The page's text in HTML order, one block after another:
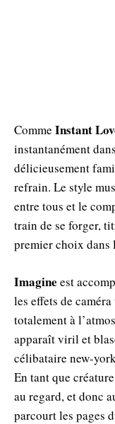
Comme Instant
instantanément
délicieusement
refrain. Le style
entre tous et le
train de se forger,
premier choix dans
Imagine est
les effets de
totalement à
apparaît viril et
célibataire new-
En tant que
au regard, et donc
parcourt les pages